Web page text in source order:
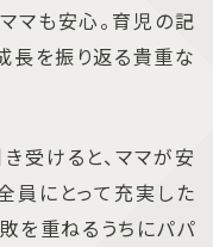
マも安心。育児の記
長を振り返る貴重な
受けると、ママが安
員にとって充実した
を重ねるうちにパパ